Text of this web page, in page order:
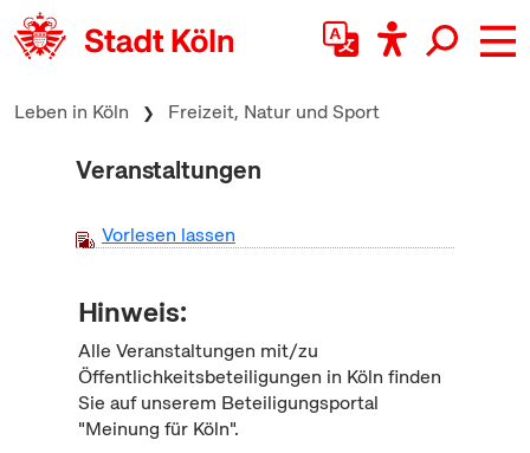
zum Inhalt springen
Leben in Köln Freizeit, Natur und Sport
Veranstaltungen
Vorlesen lassen
Hinweis:
Alle Veranstaltungen mit/zu
Öffentlichkeitsbeteiligungen in Köln finden
Sie auf unserem Beteiligungsportal
"Meinung für Köln".